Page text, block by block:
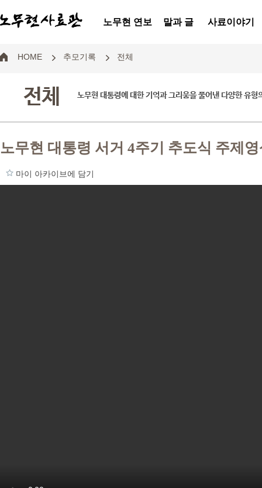
노무현 연보 말과 글 사료이야기
HOME 추모기록 전체
전체 노무현 대통령에 대한 기억과 그리움을 풀어낸 다양한 유형
노무현 대통령 서거 4주기 추도식 주제
마이 아카이브에 담기